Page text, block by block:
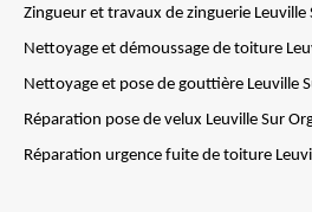
Zingueur et travaux de zinguerie Leuville
Nettoyage et démoussage de toiture
Nettoyage et pose de gouttière Leuville
Réparation pose de velux Leuville Sur
Réparation urgence fuite de toiture